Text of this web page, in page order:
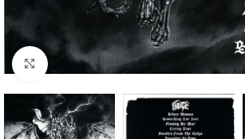
Klick zum Vergrößern